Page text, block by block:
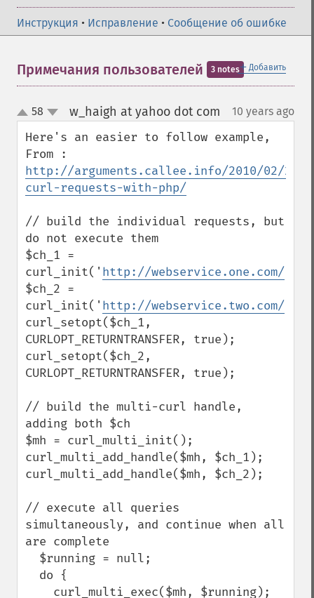
Инструкция • Исправление • Сообщение об ошибке
＋ Добавить
Примечания пользователей 3 notes
up
down
58 w_haigh at yahoo dot com 10 years ago
Here's an easier to follow example,
http://arguments.callee.info/2010/02/21/
curl-requests-with-php/
// build the individual requests, but
do not execute them
$ch_1 =
curl_init(' http://webservice.one.com/
$ch_2 =
curl_init(' http://webservice.two.com/
curl_setopt($ch_1,
CURLOPT_RETURNTRANSFER, true);
curl_setopt($ch_2,
CURLOPT_RETURNTRANSFER, true);
// build the multi-curl handle,
adding both $ch
$mh = curl_multi_init();
curl_multi_add_handle($mh, $ch_1);
curl_multi_add_handle($mh, $ch_2);
// execute all queries
simultaneously, and continue when all
are complete